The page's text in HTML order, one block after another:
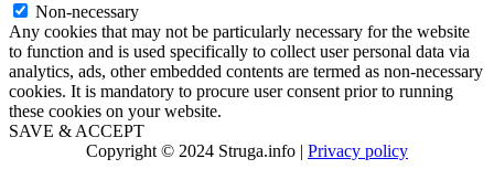
Non-necessary
Any cookies that may not be particularly necessary for the website
to function and is used specifically to collect user personal data via
analytics, ads, other embedded contents are termed as non-necessary
cookies. It is mandatory to procure user consent prior to running
these cookies on your website.
SAVE & ACCEPT
Copyright © 2024 Struga.info | Privacy policy